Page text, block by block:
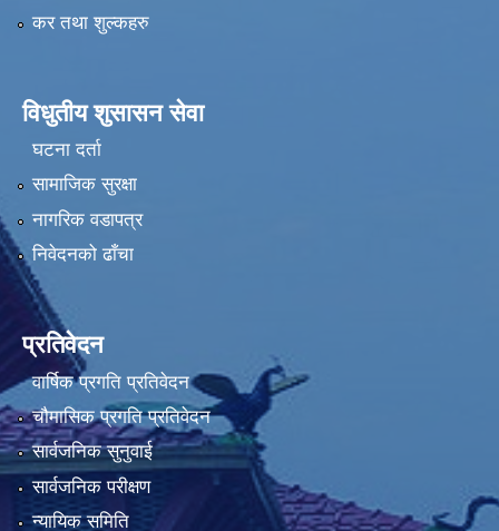
कर तथा शुल्कहरु
विधुतीय शुसासन सेवा
घटना दर्ता
सामाजिक सुरक्षा
नागरिक वडापत्र
निवेदनको ढाँचा
प्रतिवेदन
वार्षिक प्रगति प्रतिवेदन
चौमासिक प्रगति प्रतिवेदन
सार्वजनिक सुनुवाई
सार्वजनिक परीक्षण
न्यायिक समिति